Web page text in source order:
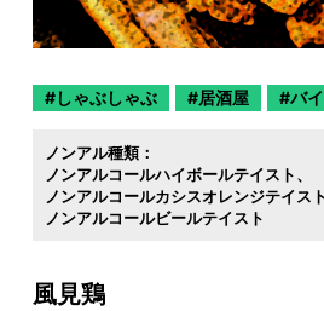
しゃぶしゃぶ 居酒屋 バ
ノンアル種類：
ノンアルコールハイボールテイスト
ノンアルコールカシスオレンジテイスト
ノンアルコールビールテイスト
風見鶏